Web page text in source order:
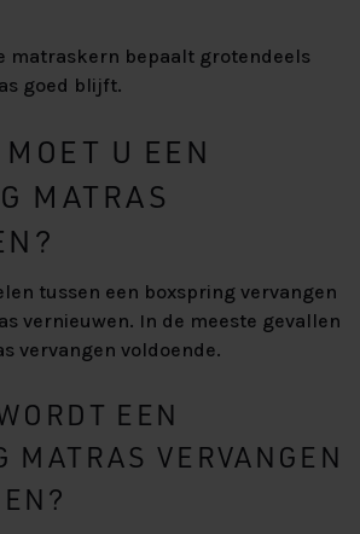
matraskern bepaalt grotendeels
goed blijft.
U EEN
MATRAS
tussen een boxspring vervangen
vernieuwen. In de meeste gevallen
vervangen voldoende.
EEN
MATRAS VERVANGEN